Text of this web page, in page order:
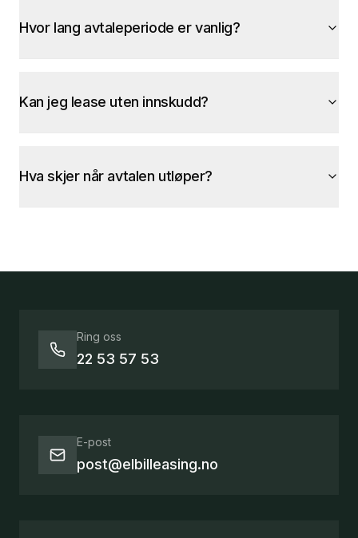
Hvor lang avtaleperiode er vanlig?
Kan jeg lease uten innskudd?
Hva skjer når avtalen utløper?
Ring oss
22 53 57 53
E-post
post@elbilleasing.no